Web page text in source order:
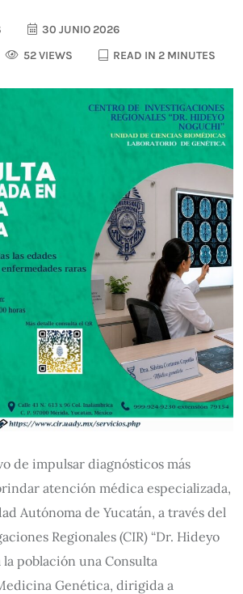
30 JUNIO 2026
52 VIEWS READ IN 2 MINUTES
de impulsar diagnósticos más
atención médica especializada,
Autónoma de Yucatán, a través del
Regionales (CIR) “Dr. Hideyo
la población una Consulta
Genética, dirigida a